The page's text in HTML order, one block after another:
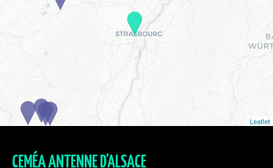
Leaflet
CEMÉA ANTENNE D'ALSACE